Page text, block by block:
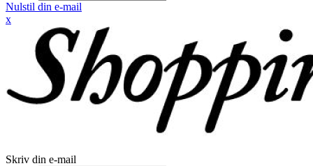
Nulstil din e-mail
x
Skriv din e-mail